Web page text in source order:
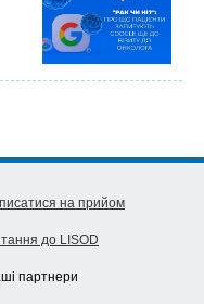
на прийом
до LISOD
партнери